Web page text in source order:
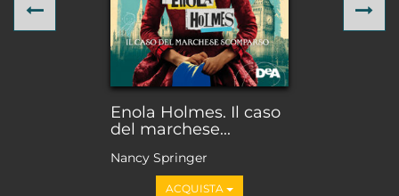
Enola Holmes. Il caso
del marchese...
Nancy Springer
ACQUISTA
Previous